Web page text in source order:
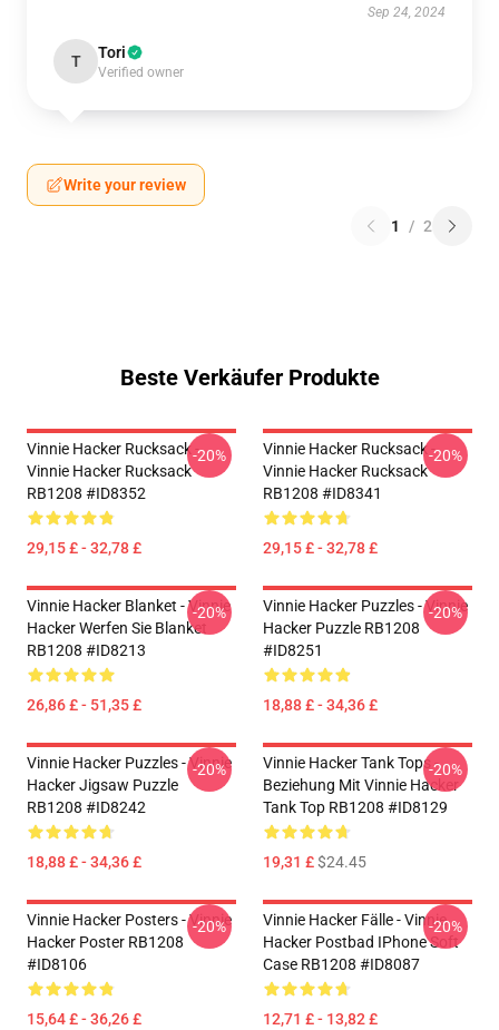
Sep 24, 2024
T Tori
Verified owner
Write your review
1 / 2
Beste Verkäufer Produkte
Vinnie Hacker Rucksack -
Vinnie Hacker Rucksack
RB1208 #ID8352
29,15 £ - 32,78 £
-20%
Vinnie Hacker Rucksack -
Vinnie Hacker Rucksack
RB1208 #ID8341
29,15 £ - 32,78 £
-20%
Vinnie Hacker Blanket - Vinnie
Hacker Werfen Sie Blanket
RB1208 #ID8213
26,86 £ - 51,35 £
-20%
Vinnie Hacker Puzzles - Vinnie
Hacker Puzzle RB1208
#ID8251
18,88 £ - 34,36 £
-20%
Vinnie Hacker Puzzles - Vinnie
Hacker Jigsaw Puzzle
RB1208 #ID8242
18,88 £ - 34,36 £
-20%
Vinnie Hacker Tank Tops -
Beziehung Mit Vinnie Hacker
Tank Top RB1208 #ID8129
19,31 £$24.45
-20%
Vinnie Hacker Posters - Vinnie
Hacker Poster RB1208
#ID8106
15,64 £ - 36,26 £
-20%
Vinnie Hacker Fälle - Vinnie
Hacker Postbad IPhone Soft
Case RB1208 #ID8087
12,71 £ - 13,82 £
-20%